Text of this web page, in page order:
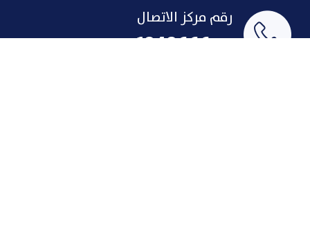
رقم مركز الاتصال
1848666